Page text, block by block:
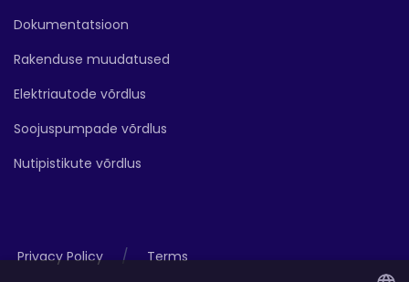
Dokumentatsioon
Rakenduse muudatused
Elektriautode võrdlus
Soojuspumpade võrdlus
Nutipistikute võrdlus
Privacy Policy / Terms